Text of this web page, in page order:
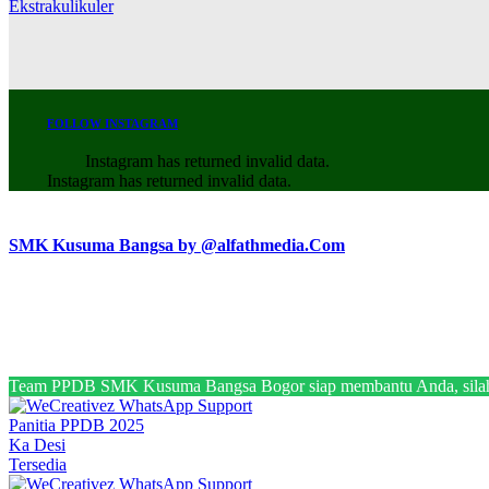
Ekstrakulikuler
FOLLOW INSTAGRAM
Instagram has returned invalid data.
Instagram has returned invalid data.
SMK Kusuma Bangsa by @alfathmedia.Com
Team PPDB SMK Kusuma Bangsa Bogor siap membantu Anda,
Panitia PPDB 2025
Ka Desi
Tersedia